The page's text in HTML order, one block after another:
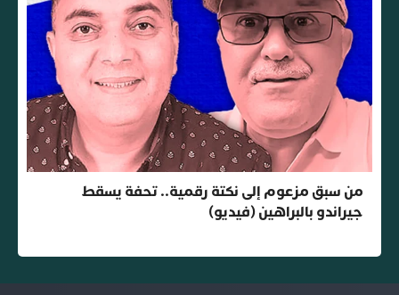
من سبق مزعوم إلى نكتة رقمية.. تحفة يسقط
جيراندو بالبراهين (فيديو)